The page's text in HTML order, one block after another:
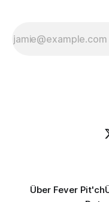
Über Fever Pit'ch